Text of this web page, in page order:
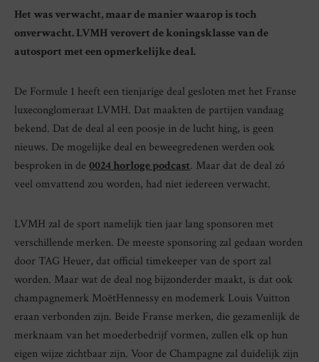
Het was verwacht, maar de manier waarop is toch
onverwacht. LVMH verovert de koningsklasse van de
autosport met een opmerkelijke deal.
De Formule 1 heeft een tienjarige deal gesloten met het Franse
luxeconglomeraat LVMH. Dat maakten de partijen vandaag
bekend. Dat de deal al een poosje in de lucht hing, is geen
nieuws. De mogelijke deal en beweegredenen werden ook
besproken in de 0024 horloge podcast. Maar dat de deal zó
veel omvattend zou worden, had niet iedereen verwacht.
LVMH zal de sport namelijk tien jaar lang sponsoren met
verschillende merken. De meeste sponsoring zal gedaan worden
door TAG Heuer, dat official timekeeper van de sport zal
worden. Maar wat de deal nog bijzonderder maakt, is dat ook
champagnemerk MoëtHennessy en modemerk Louis Vuitton
eraan verbonden zijn. Beide Franse merken, die gezamenlijk de
merknaam van het moederbedrijf vormen, zullen elk op hun
eigen wijze zichtbaar zijn. Voor de Champagne zal duidelijk zijn